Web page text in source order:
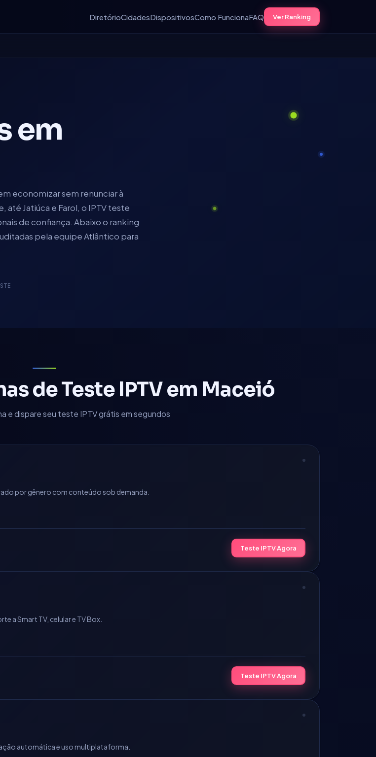
DiretórioCidadesDispositivosComo FuncionaFAQ Ver Ranking
em
economizar sem renunciar à
até Jatiúca e Farol, o IPTV teste
de confiança. Abaixo o ranking
pela equipe Atlântico para
de Teste IPTV em Maceió
e dispare seu teste IPTV grátis em segundos
por gênero com conteúdo sob demanda.
Teste IPTV Agora
a Smart TV, celular e TV Box.
Teste IPTV Agora
automática e uso multiplataforma.